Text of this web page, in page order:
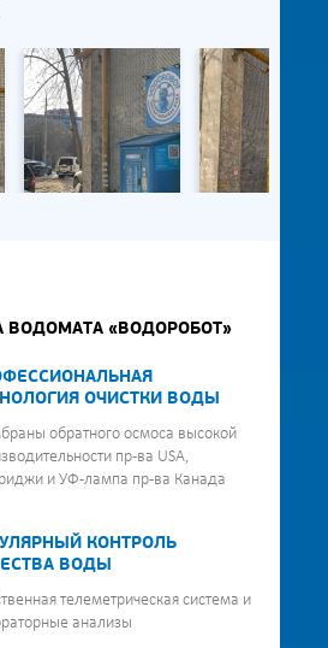
ВОДОМАТА «ВОДОРОБОТ»
ОЧИСТКИ ВОДЫ
обратного осмоса высокой
пр-ва USA,
и УФ-лампа пр-ва Канада
КОНТРОЛЬ
ВОДЫ
телеметрическая система и
анализы